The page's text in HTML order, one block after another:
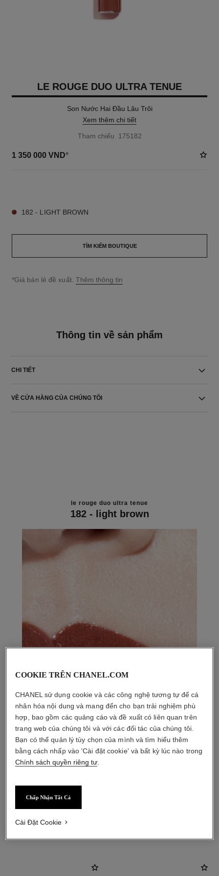
LE ROUGE DUO ULTRA TENUE
Son Nước Hai Đầu Lâu Trôi
Xem thêm chi tiết
Tham chiếu 175182
1 350 000 VND*
182 - LIGHT BROWN
TÌM KIẾM BOUTIQUE
↩
*Giá bán lẻ đề xuất. Thêm thông tin
Thông tin về sản phẩm
CHI TIẾT
VỀ CỬA HÀNG CỦA CHÚNG TÔI
le rouge duo ultra tenue
182 - light brown
COOKIE TRÊN CHANEL.COM
CHANEL sử dụng cookie và các công nghệ tương tự để cá
nhân hóa nội dung và mang đến cho bạn trải nghiệm phù
hợp, bao gồm các quảng cáo và đề xuất có liên quan trên
trang web của chúng tôi và với các đối tác của chúng tôi.
Bạn có thể quản lý tùy chọn của mình và tìm hiểu thêm
bằng cách nhấp vào 'Cài đặt cookie' và bất kỳ lúc nào trong
Chính sách quyền riêng tư
Chấp Nhận Tất Cả
Cài Đặt Cookie